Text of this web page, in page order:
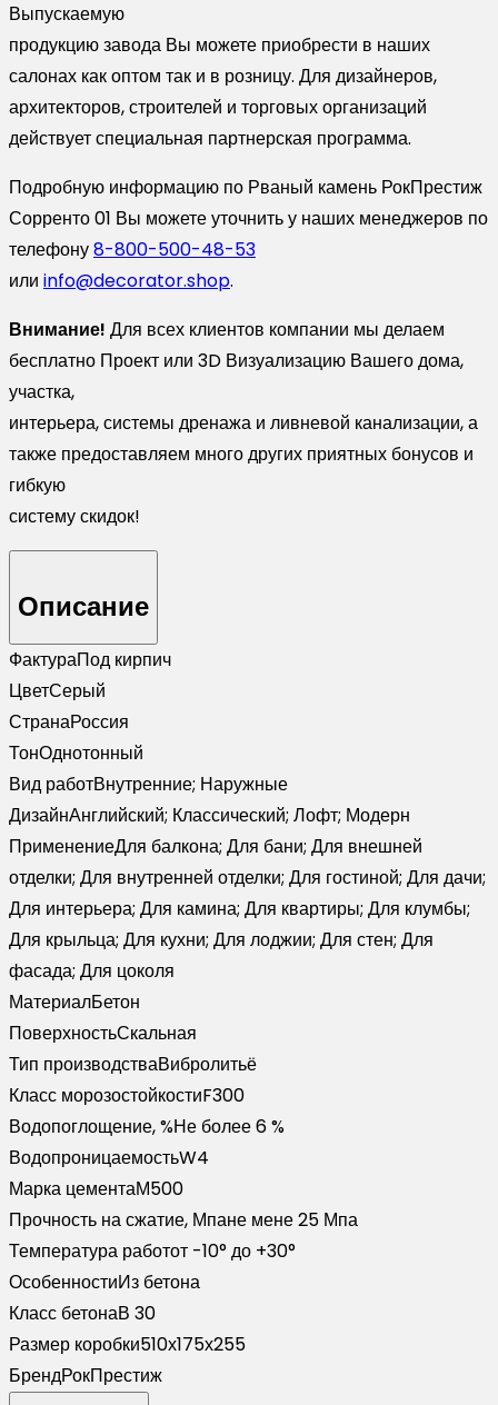
Выпускаемую
продукцию завода Вы можете приобрести в наших
салонах как оптом так и в розницу. Для дизайнеров,
архитекторов, строителей и торговых организаций
действует специальная партнерская программа.
Подробную информацию по Рваный камень РокПрестиж
Сорренто 01 Вы можете уточнить у наших менеджеров по
телефону8-800-500-48-53
или info@decorator.shop.
Внимание! Для всех клиентов компании мы делаем
бесплатно Проект или 3D Визуализацию Вашего дома,
участка,
интерьера, системы дренажа и ливневой канализации, а
также предоставляем много других приятных бонусов и
гибкую
систему скидок!
Описание
ФактураПод кирпич
ЦветСерый
СтранаРоссия
ТонОднотонный
Вид работВнутренние; Наружные
ДизайнАнглийский; Классический; Лофт; Модерн
ПрименениеДля балкона; Для бани; Для внешней
отделки; Для внутренней отделки; Для гостиной; Для дачи;
Для интерьера; Для камина; Для квартиры; Для клумбы;
Для крыльца; Для кухни; Для лоджии; Для стен; Для
фасада; Для цоколя
МатериалБетон
ПоверхностьСкальная
Тип производстваВибролитьё
Класс морозостойкостиF300
Водопоглощение, %Не более 6 %
ВодопроницаемостьW4
Марка цементаМ500
Прочность на сжатие, Мпане мене 25 Мпа
Температура работот -10° до +30°
ОсобенностиИз бетона
Класс бетонаВ 30
Размер коробки510х175х255
БрендРокПрестиж